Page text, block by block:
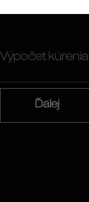
Výpočet kúrenia
Ďalej